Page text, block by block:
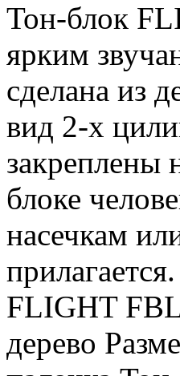
Тон-блок
ярким
сделана из
вид 2-х
закреплены
блоке
насечкам
FLIGHT
дерево